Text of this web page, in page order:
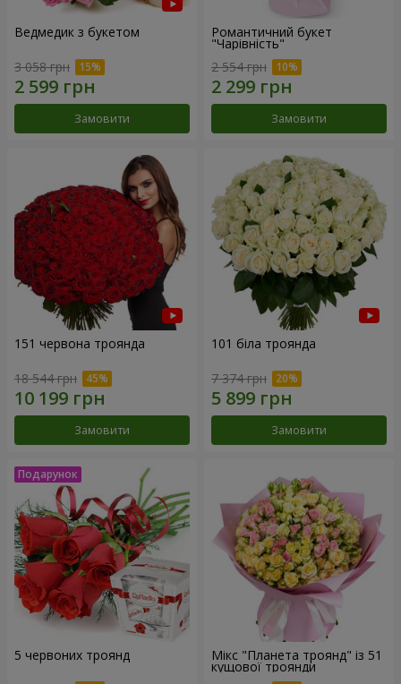
Ведмедик з букетом
3 058 грн
Замовити
Романтичний букет
"Чарівність"
2 554 грн
Замовити
151 червона троянда
18 544 грн
Замовити
101 біла троянда
7 374 грн
Замовити
5 червоних троянд Мікс "Планета троянд" із 51
кущової троянди